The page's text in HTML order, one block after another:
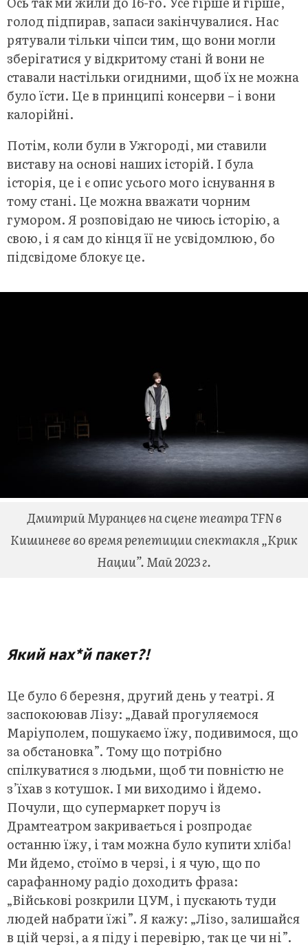
голод підпирав, запаси закінчувалися. Нас
рятували тільки чіпси тим, що вони могли
зберігатися у відкритому стані й вони не
ставали настільки огидними, щоб їх не можна
було їсти. Це в принципі консерви – і вони
калорійні.
Потім, коли були в Ужгороді, ми ставили
виставу на основі наших історій. І була
історія, це і є опис усього мого існування в
тому стані. Це можна вважати чорним
гумором. Я розповідаю не чиюсь історію, а
свою, і я сам до кінця її не усвідомлюю, бо
підсвідоме блокує це.
Дмитрий Муранцев на сцене театра TFN в
Кишиневе во время репетиции спектакля „Крик
Нации”. Май 2023 г.
Який нах*й пакет?!
Це було 6 березня, другий день у театрі. Я
заспокоював Лізу: „Давай прогуляємося
Маріуполем, пошукаємо їжу, подивимося, що
за обстановка”. Тому що потрібно
спілкуватися з людьми, щоб ти повністю не
з’їхав з котушок. І ми виходимо і йдемо.
Почули, що супермаркет поруч із
Драмтеатром закривається і розпродає
останню їжу, і там можна було купити хліба!
Ми йдемо, стоїмо в черзі, і я чую, що по
сарафанному радіо доходить фраза:
„Військові розкрили ЦУМ, і пускають туди
людей набрати їжі”. Я кажу: „Лізо, залишайся
в цій черзі, а я піду і перевірю, так це чи ні”.